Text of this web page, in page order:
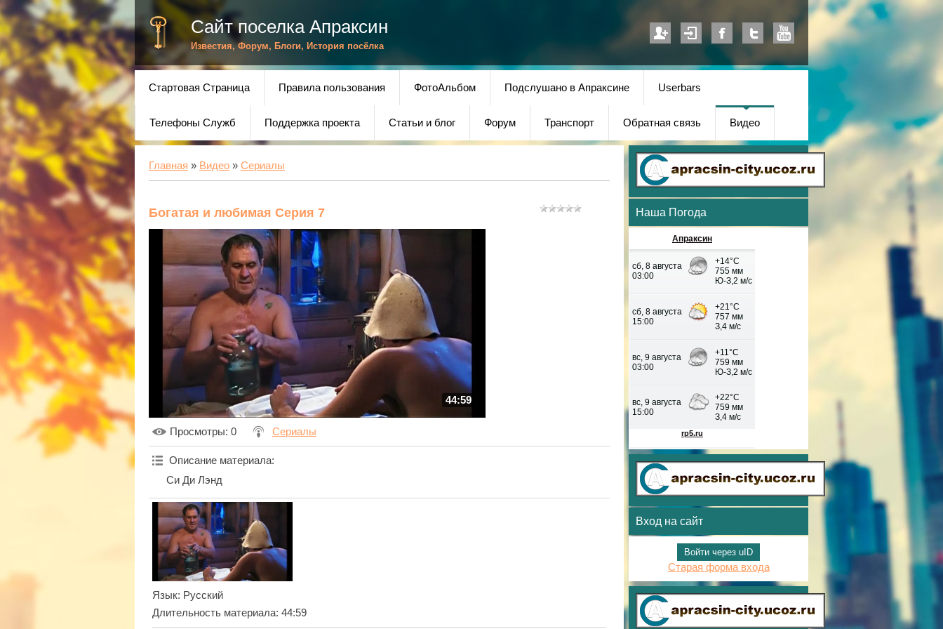
Сайт поселка Апраксин
Известия, Форум, Блоги, История посёлка
Стартовая Страница Правила пользования ФотоАльбом Подслушано в Апраксине Userbars
Телефоны Служб Поддержка проекта Статьи и блог Форум Транспорт Обратная связь Видео
Главная » Видео » Сериалы
Богатая и любимая Серия 7
44:59
Просмотры: 0 Сериалы
Описание материала:
Си Ди Лэнд
Язык: Русский
Длительность материала: 44:59
Наша Погода
Апраксин
Вход на сайт
Войти через uID
Старая форма входа